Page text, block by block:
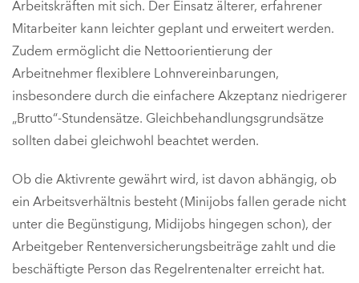
Arbeitskräften mit sich. Der Einsatz älterer, erfahrener
Mitarbeiter kann leichter geplant und erweitert werden.
Zudem ermöglicht die Nettoorientierung der
Arbeitnehmer flexiblere Lohnvereinbarungen,
insbesondere durch die einfachere Akzeptanz niedrigerer
„Brutto“-Stundensätze. Gleichbehandlungsgrundsätze
sollten dabei gleichwohl beachtet werden.
Ob die Aktivrente gewährt wird, ist davon abhängig, ob
ein Arbeitsverhältnis besteht (Minijobs fallen gerade nicht
unter die Begünstigung, Midijobs hingegen schon), der
Arbeitgeber Rentenversicherungsbeiträge zahlt und die
beschäftigte Person das Regelrentenalter erreicht hat.